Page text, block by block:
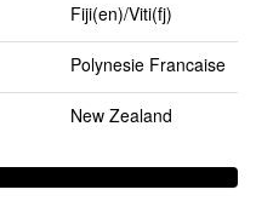
Fiji(en)/Viti(fj)
Polynesie Francaise
New Zealand